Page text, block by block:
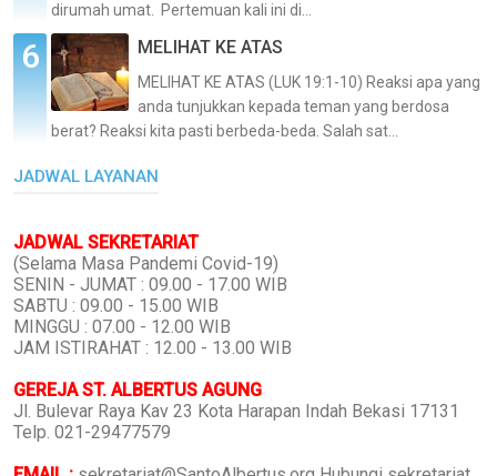
dirumah umat. Pertemuan kali ini di...
MELIHAT KE ATAS
MELIHAT KE ATAS (LUK 19:1-10) Reaksi apa yang
anda tunjukkan kepada teman yang berdosa
berat? Reaksi kita pasti berbeda-beda. Salah sat...
JADWAL LAYANAN
JADWAL SEKRETARIAT
(Selama Masa Pandemi Covid-19)
SENIN - JUMAT : 09.00 - 17.00 WIB
SABTU : 09.00 - 15.00 WIB
MINGGU : 07.00 - 12.00 WIB
JAM ISTIRAHAT : 12.00 - 13.00 WIB
GEREJA ST. ALBERTUS AGUNG
Jl. Bulevar Raya Kav 23 Kota Harapan Indah Bekasi 17131
Telp. 021-29477579